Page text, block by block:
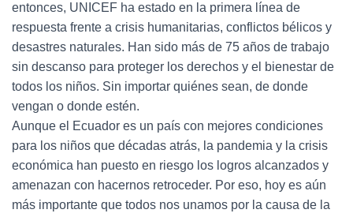
entonces, UNICEF ha estado en la primera línea de
respuesta frente a crisis humanitarias, conflictos bélicos y
desastres naturales. Han sido más de 75 años de trabajo
sin descanso para proteger los derechos y el bienestar de
todos los niños. Sin importar quiénes sean, de donde
vengan o donde estén.
Aunque el Ecuador es un país con mejores condiciones
para los niños que décadas atrás, la pandemia y la crisis
económica han puesto en riesgo los logros alcanzados y
amenazan con hacernos retroceder. Por eso, hoy es aún
más importante que todos nos unamos por la causa de la